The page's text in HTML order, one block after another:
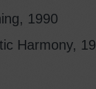
1990